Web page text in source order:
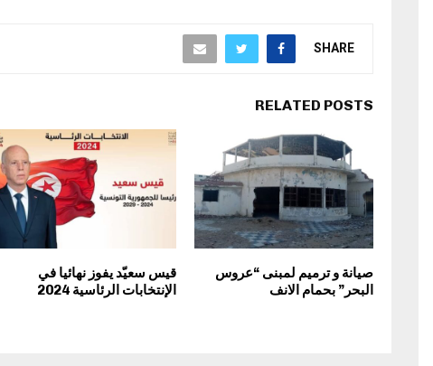
SHARE
RELATED POSTS
صيانة و ترميم لمبنى “عروس
البحر” بحمام الانف
قيس سعيّد يفوز نهائيا في
الإنتخابات الرئاسية 2024